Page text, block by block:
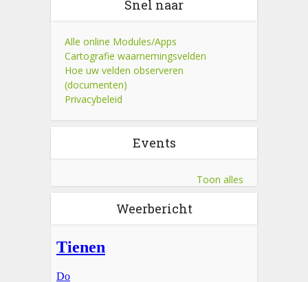
Snel naar
Alle online Modules/Apps
Cartografie waarnemingsvelden
Hoe uw velden observeren
(documenten)
Privacybeleid
Events
Toon alles
Weerbericht